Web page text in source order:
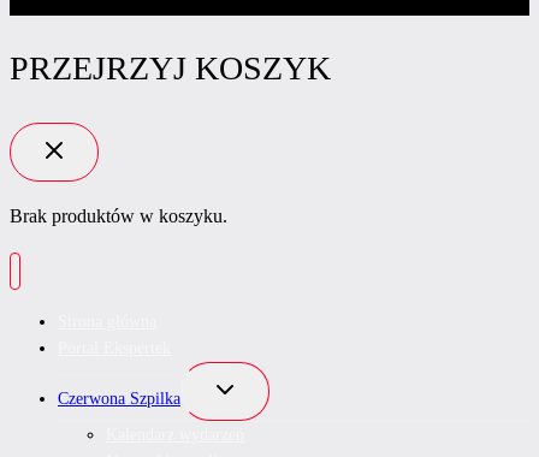
PRZEJRZYJ KOSZYK
Brak produktów w koszyku.
Czerwona Szpilka
Przełącz
podrzędne